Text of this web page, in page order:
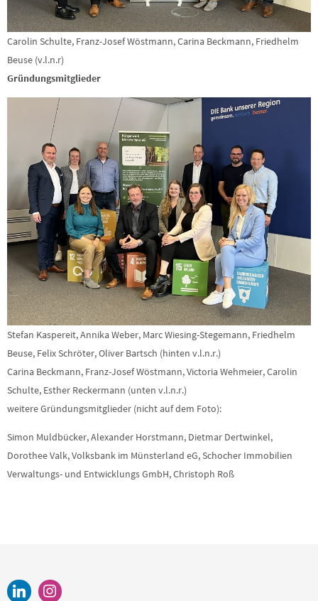
Carolin Schulte, Franz-Josef Wöstmann, Carina Beckmann, Friedhelm
Beuse (v.l.n.r)
Gründungsmitglieder
Stefan Kaspereit, Annika Weber, Marc Wiesing-Stegemann, Friedhelm
Beuse, Felix Schröter, Oliver Bartsch (hinten v.l.n.r.)
Carina Beckmann, Franz-Josef Wöstmann, Victoria Wehmeier, Carolin
Schulte, Esther Reckermann (unten v.l.n.r.)
weitere Gründungsmitglieder (nicht auf dem Foto):
Simon Muldbücker, Alexander Horstmann, Dietmar Dertwinkel,
Dorothee Valk, Volksbank im Münsterland eG, Schocher Immobilien
Verwaltungs- und Entwicklungs GmbH, Christoph Roß